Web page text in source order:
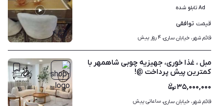
۴
Ad تابلو شده
قیمت توافقی
قائم شهر، خیابان ساری، ۴ روز پیش
مبل ، غذا خوری، جهیزیه چوبی شاهمهر با
کمترین پیش پرداخت @!
۳۵,۰۰۰,۰۰۰
قائم شهر، خیابان ساری، ساعاتی پیش